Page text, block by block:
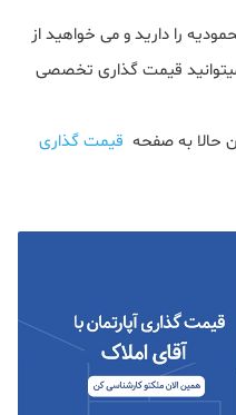
را دارید و می خواهید از
قیمت گذاری تخصصی
حالا به صفحه قیمت گذاری